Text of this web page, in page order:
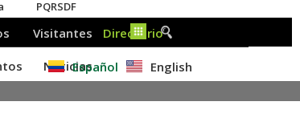
Español English